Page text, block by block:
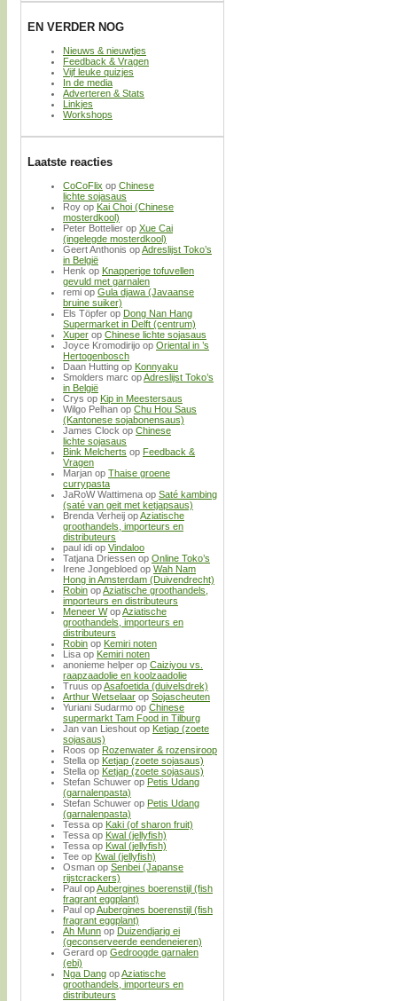
EN VERDER NOG
Nieuws & nieuwtjes
Feedback & Vragen
Vijf leuke quizjes
In de media
Adverteren & Stats
Linkjes
Workshops
Laatste reacties
CoCoFlix op Chinese
lichte sojasaus
Roy op Kai Choi (Chinese
mosterdkool)
Peter Bottelier op Xue Cai
(ingelegde mosterdkool)
Geert Anthonis opAdreslijst Toko’s
in België
Henk op Knapperige tofuvellen
gevuld met garnalen
remi op Gula djawa (Javaanse
bruine suiker)
Els Töpfer op Dong Nan Hang
Supermarket in Delft (centrum)
Xuper op Chinese lichte sojasaus
Joyce Kromodirijo op Oriental in ’s
Hertogenbosch
Daan Hutting op Konnyaku
Smolders marc opAdreslijst Toko’s
in België
Crys op Kip in Meestersaus
Wilgo Pelhan op Chu Hou Saus
(Kantonese sojabonensaus)
James Clock op Chinese
lichte sojasaus
Bink Melcherts op Feedback &
Vragen
Marjan op Thaise groene
currypasta
JaRoW Wattimena op Saté kambing
(saté van geit met ketjapsaus)
Brenda Verheij opAziatische
groothandels, importeurs en
distributeurs
paul idi op Vindaloo
Tatjana Driessen op Online Toko’s
Irene Jongebloed op Wah Nam
Hong in Amsterdam (Duivendrecht)
Robin opAziatische groothandels,
importeurs en distributeurs
Meneer WopAziatische
groothandels, importeurs en
distributeurs
Robin op Kemiri noten
Lisa op Kemiri noten
anonieme helper op Caiziyou vs.
raapzaadolie en koolzaadolie
Truus opAsafoetida (duivelsdrek)
Arthur Wetselaar op Sojascheuten
Yuriani Sudarmo op Chinese
supermarkt Tam Food in Tilburg
Jan van Lieshout op Ketjap (zoete
sojasaus)
Roos op Rozenwater & rozensiroop
Stella op Ketjap (zoete sojasaus)
Stella op Ketjap (zoete sojasaus)
Stefan Schuwer op Petis Udang
(garnalenpasta)
Stefan Schuwer op Petis Udang
(garnalenpasta)
Tessa op Kaki (of sharon fruit)
Tessa op Kwal (jellyfish)
Tessa op Kwal (jellyfish)
Tee op Kwal (jellyfish)
Osman op Senbei (Japanse
rijstcrackers)
Paul opAubergines boerenstijl (fish
fragrant eggplant)
Paul opAubergines boerenstijl (fish
fragrant eggplant)
Ah Munn op Duizendjarig ei
(geconserveerde eendeneieren)
Gerard op Gedroogde garnalen
(ebi)
Nga Dang opAziatische
groothandels, importeurs en
distributeurs